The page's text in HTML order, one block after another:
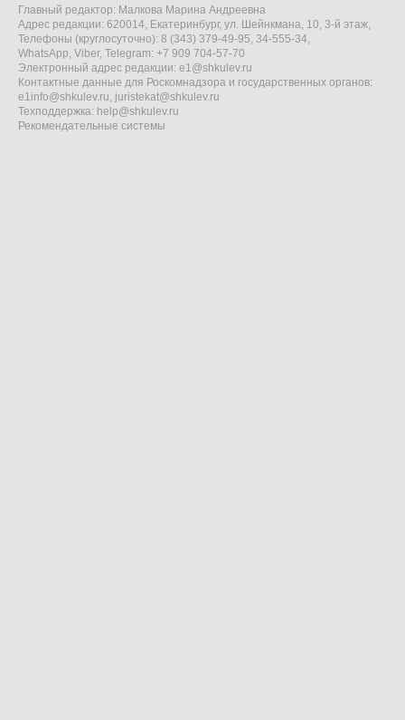
Главный редактор: Малкова Марина Андреевна
Адрес редакции: 620014, Екатеринбург, ул. Шейнкмана, 10, 3-й этаж,
Телефоны (круглосуточно): 8 (343) 379-49-95, 34-555-34,
WhatsApp, Viber, Telegram: +7 909 704-57-70
Электронный адрес редакции: e1@shkulev.ru
Контактные данные для Роскомнадзора и государственных органов:
e1info@shkulev.ru, juristekat@shkulev.ru
Техподдержка: help@shkulev.ru
Рекомендательные системы